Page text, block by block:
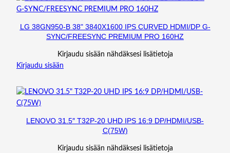
LG 38GN950-B 38" 3840X1600 IPS CURVED HDMI/DP G-
SYNC/FREESYNC PREMIUM PRO 160HZ
Kirjaudu sisään nähdäksesi lisätietoja
Kirjaudu sisään
LENOVO 31.5″ T32P-20 UHD IPS 16:9 DP/HDMI/USB-
C(75W)
Kirjaudu sisään nähdäksesi lisätietoja